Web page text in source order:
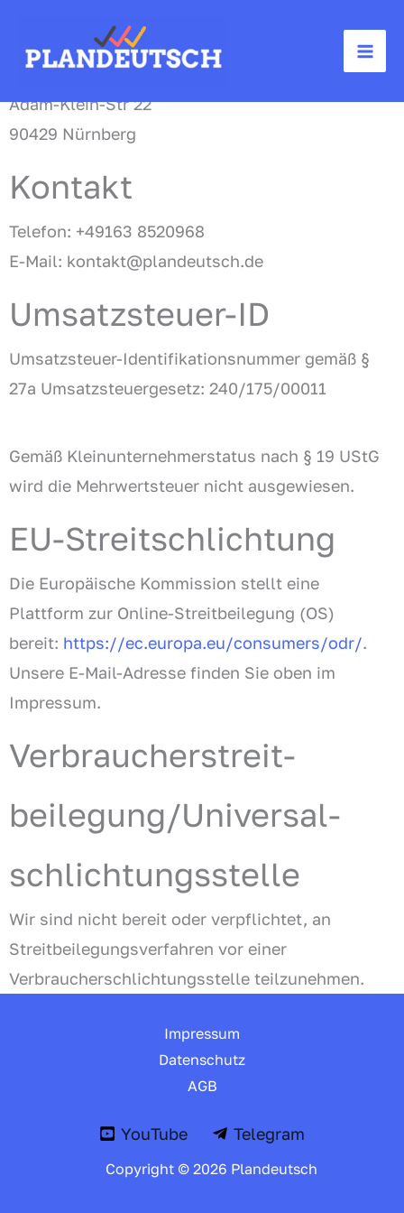
содержимому
Angaben gemäß § 5 TMG
Dr. Scherer & Sidorova PlanDeutsch GbR
Adam-Klein-Str 22
90429 Nürnberg
Kontakt
Telefon: +49163 8520968
E-Mail: kontakt@plandeutsch.de
Umsatzsteuer-ID
Umsatzsteuer-Identifikationsnummer gemäß §
27a Umsatzsteuergesetz: 240/175/00011
Gemäß Kleinunternehmerstatus nach § 19 UStG
wird die Mehrwertsteuer nicht ausgewiesen.
EU-Streitschlichtung
Die Europäische Kommission stellt eine
Plattform zur Online-Streitbeilegung (OS)
bereit: https://ec.europa.eu/consumers/odr/.
Unsere E-Mail-Adresse finden Sie oben im
Impressum.
Verbraucher­streit­
beilegung/Universal­
schlichtungs­stelle
Wir sind nicht bereit oder verpflichtet, an
Streitbeilegungsverfahren vor einer
Verbraucherschlichtungsstelle teilzunehmen.
Impressum
Datenschutz
AGB
YouTube Telegram
Copyright © 2026 Plandeutsch